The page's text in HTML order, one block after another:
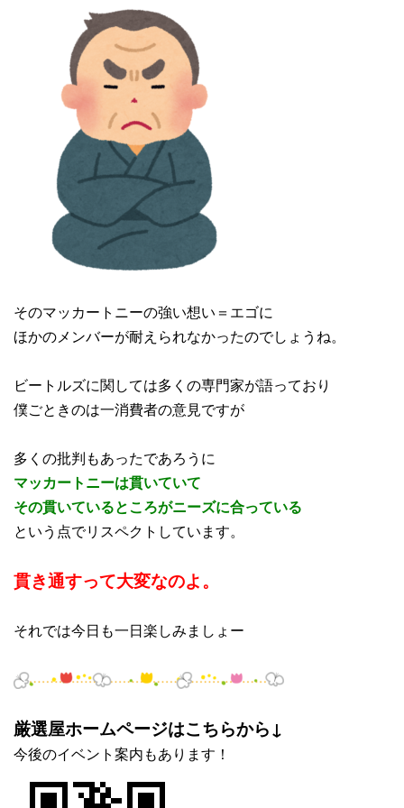
そのマッカートニーの強い想い＝エゴに
ほかのメンバーが耐えられなかったのでしょうね。
ビートルズに関しては多くの専門家が語っており
僕ごときのは一消費者の意見ですが
多くの批判もあったであろうに
マッカートニーは貫いていて
その貫いているところがニーズに合っている
という点でリスペクトしています。
貫き通すって大変なのよ。
それでは今日も一日楽しみましょー
厳選屋ホームページはこちらから↓
今後のイベント案内もあります！